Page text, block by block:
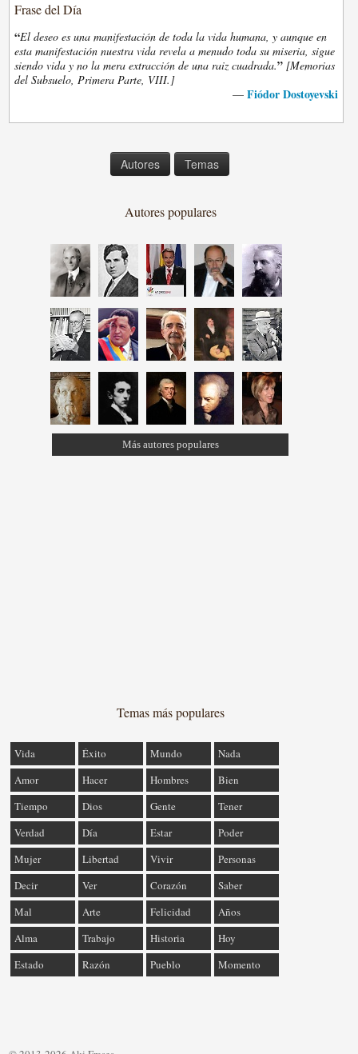
Frase del Día
“El deseo es una manifestación de toda la vida humana, y aunque en
esta manifestación nuestra vida revela a menudo toda su miseria, sigue
siendo vida y no la mera extracción de una raiz cuadrada.” [Memorias
del Subsuelo, Primera Parte, VIII.]
— Fiódor Dostoyevski
Autores Temas
Autores populares
Más autores populares
Temas más populares
Vida Éxito Mundo
Nada
Amor
Hacer Hombres
Bien
Tiempo
Dios Gente
Tener
Verdad
Día Estar
Poder
Mujer
Libertad Vivir
Personas
Decir
Ver Corazón
Saber
Mal
Arte Felicidad
Años
Alma
Trabajo Historia
Hoy
Estado
Razón Pueblo Momento